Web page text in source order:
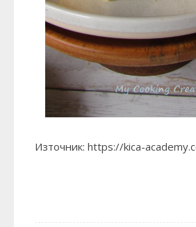
Източник: https://kica-